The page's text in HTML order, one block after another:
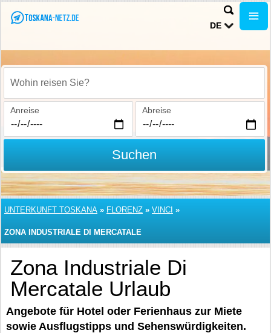
DE
Wohin reisen Sie?
Anreise Abreise
Suchen
UNTERKUNFT TOSKANA » FLORENZ » VINCI »
ZONA INDUSTRIALE DI MERCATALE
Zona Industriale Di
Mercatale Urlaub
Angebote für Hotel oder Ferienhaus zur Miete
sowie Ausflugstipps und Sehenswürdigkeiten.